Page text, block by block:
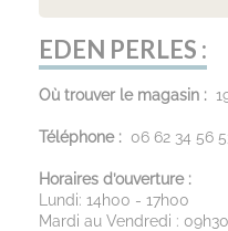
EDEN PERLES :
Où trouver le magasin :
Téléphone : 06 62 34 56
Horaires d’ouverture :
Lundi: 14h00 - 17h00
Mardi au Vendredi :